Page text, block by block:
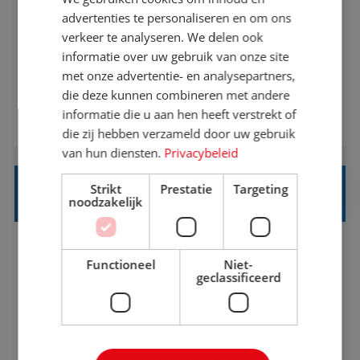
Ben jij een reisliefhebber met passie voor het
helpen van anderen om hun droomvakantie waar
te maken? Altijd al benieuwd geweest hoe het
eraan toegaat achter de schermen bij een van de
grootste reisorganisaties? Dan is een stage bij TUI
Nederland echt iets voor jou! Wij zijn op zoek
naar een enthousiaste, leergie...
BEKIJK VACATURE
HEAD OF SOCIAL STRATEGY
Flexible Baan
We're looking for a strategic leader to define and
own TUI's global social strategy across organic,
influencer and paid channels – creating a single
advertenties te personaliseren en om ons
verkeer te analyseren. We delen ook
informatie over uw gebruik van onze site
met onze advertentie- en analysepartners,
die deze kunnen combineren met andere
informatie die u aan hen heeft verstrekt of
die zij hebben verzameld door uw gebruik
van hun diensten. Privacybeleid
Strikt
noodzakelijk
Prestatie Targeting
Functioneel
Niet-
geclassificeerd